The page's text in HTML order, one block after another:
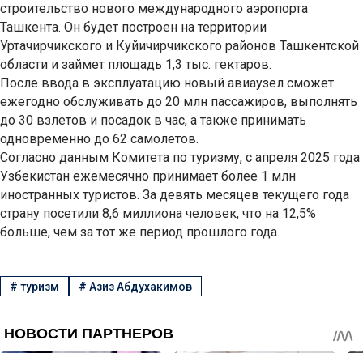
строительство нового международного аэропорта
Ташкента. Он будет построен на территории
Уртачирчикского и Куйичирчикского районов Ташкентской
области и займет площадь 1,3 тыс. гектаров.
После ввода в эксплуатацию новый авиаузел сможет
ежегодно обслуживать до 20 млн пассажиров, выполнять
до 30 взлетов и посадок в час, а также принимать
одновременно до 62 самолетов.
Согласно данным Комитета по туризму, с апреля 2025 года
Узбекистан ежемесячно принимает более 1 млн
иностранных туристов. За девять месяцев текущего года
страну посетили 8,6 миллиона человек, что на 12,5%
больше, чем за тот же период прошлого года.
# туризм # Азиз Абдухакимов